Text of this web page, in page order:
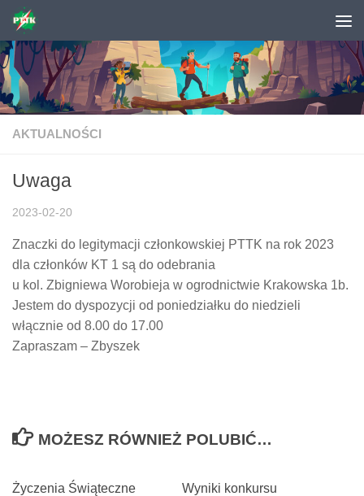
Skip to content
AKTUALNOŚCI
Uwaga
2023-02-20
Znaczki do legitymacji członkowskiej PTTK na rok 2023
dla członków KT 1 są do odebrania
u kol. Zbigniewa Worobieja w ogrodnictwie Krakowska 1b.
Jestem do dyspozycji od poniedziałku do niedzieli
włącznie od 8.00 do 17.00
Zapraszam – Zbyszek
MOŻESZ RÓWNIEŻ POLUBIĆ…
Życzenia Świąteczne
Wyniki konkursu